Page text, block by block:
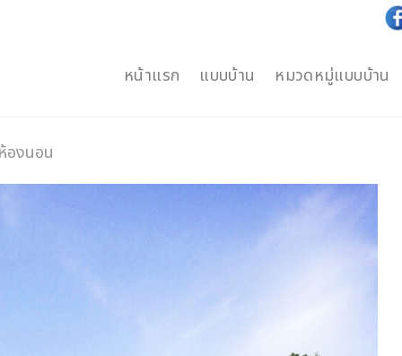
หน้าแรก แบบบ้าน หมวดหมู่แบบบ้าน
องนอน